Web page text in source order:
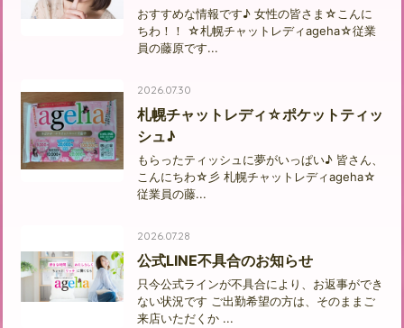
おすすめな情報です♪ 女性の皆さま☆こんに
ちわ！！ ☆札幌チャットレディageha☆従業
員の藤原です...
2026.07.30
札幌チャットレディ☆ポケットティッ
シュ♪
もらったティッシュに夢がいっぱい♪ 皆さん、
こんにちわ☆彡 札幌チャットレディageha☆
従業員の藤...
2026.07.28
公式LINE不具合のお知らせ
只今公式ラインが不具合により、お返事ができ
ない状況です ご出勤希望の方は、そのままご
来店いただくか ...